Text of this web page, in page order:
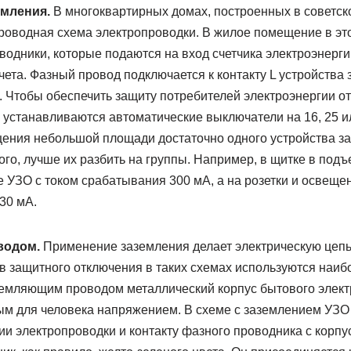
В многоквартирных домах, построенных в
схема электропроводки. В жилое помещение в
которые подаются на вход счетчика
Фазный провод подключается к контакту L устройства
Чтобы обеспечить защиту потребителей электроэнергии
автоматические выключатели на 16, 25
небольшой площади достаточно одного устройства
лучше их разбить на группы. Например, в щитке в
УЗО с током срабатывания 300 мА, а на розетки и
30 мА.
Применение заземления делает электрическую
защитного отключения в таких схемах используются
проводом металлический корпус бытового
для человека напряжением. В схеме с заземлением УЗО
электропроводки и контакту фазного проводника с